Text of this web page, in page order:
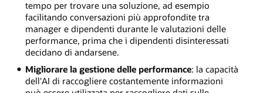
tempo per trovare una soluzione, ad esempio
facilitando conversazioni più approfondite tra
manager e dipendenti durante le valutazioni delle
performance, prima che i dipendenti disinteressati
decidano di andarsene.
Migliorare la gestione delle performance: la capacità
dell'AI di raccogliere costantemente informazioni